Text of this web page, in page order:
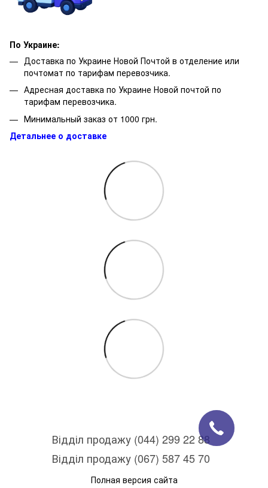
По Украине:
Доставка по Украине Новой Почтой в отделение или
почтомат по тарифам перевозчика.
Адресная доставка по Украине Новой почтой по
тарифам перевозчика.
Минимальный заказ от 1000 грн.
Детальнее о доставке
Відділ продажу (044) 299 22 88
Відділ продажу (067) 587 45 70
Полная версия сайта